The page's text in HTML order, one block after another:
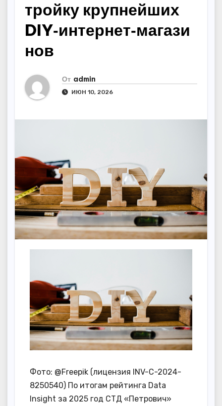
тройку крупнейших
DIY‑интернет‑магази
нов
От admin
ИЮН 10, 2026
Фото: @Freepik (лицензия INV-C-2024-
8250540) По итогам рейтинга Data
Insight за 2025 год СТД «Петрович»